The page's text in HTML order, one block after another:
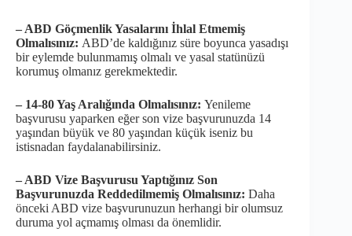
– ABD Göçmenlik Yasalarını İhlal Etmemiş
Olmalısınız: ABD’de kaldığınız süre boyunca yasadışı
bir eylemde bulunmamış olmalı ve yasal statünüzü
korumuş olmanız gerekmektedir.
– 14-80 Yaş Aralığında Olmalısınız: Yenileme
başvurusu yaparken eğer son vize başvurunuzda 14
yaşından büyük ve 80 yaşından küçük iseniz bu
istisnadan faydalanabilirsiniz.
– ABD Vize Başvurusu Yaptığınız Son
Başvurunuzda Reddedilmemiş Olmalısınız: Daha
önceki ABD vize başvurunuzun herhangi bir olumsuz
duruma yol açmamış olması da önemlidir.